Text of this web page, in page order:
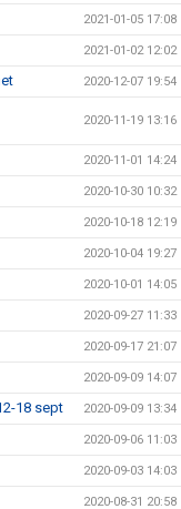
2021-01-05 17:08
2021-01-02 12:02
2020-12-07 19:54
2020-11-19 13:16
2020-11-01 14:24
2020-10-30 10:32
2020-10-18 12:19
2020-10-04 19:27
2020-10-01 14:05
2020-09-27 11:33
2020-09-17 21:07
2020-09-09 14:07
18 sept 2020-09-09 13:34
2020-09-06 11:03
2020-09-03 14:03
2020-08-31 20:58